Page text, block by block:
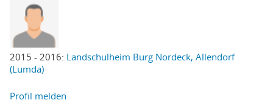
2015 - 2016: Landschulheim Burg Nordeck, Allendorf
(Lumda)
Profil melden